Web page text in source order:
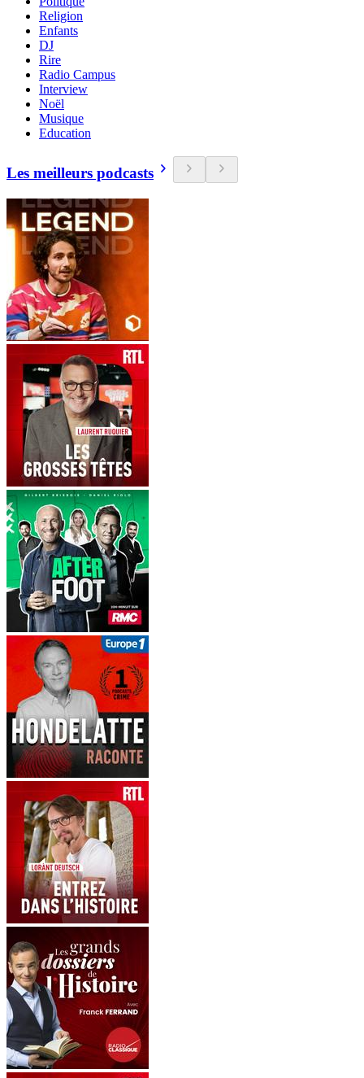
Religion
Enfants
DJ
Rire
Radio Campus
Interview
Noël
Musique
Education
Les meilleurs podcasts